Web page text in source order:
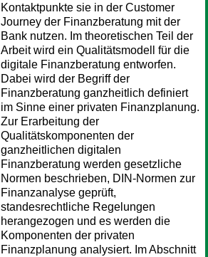
Kontaktpunkte sie in der Customer
Journey der Finanzberatung mit der
Bank nutzen. Im theoretischen Teil der
Arbeit wird ein Qualitätsmodell für die
digitale Finanzberatung entworfen.
Dabei wird der Begriff der
Finanzberatung ganzheitlich definiert
im Sinne einer privaten Finanzplanung.
Zur Erarbeitung der
Qualitätskomponenten der
ganzheitlichen digitalen
Finanzberatung werden gesetzliche
Normen beschrieben, DIN-Normen zur
Finanzanalyse geprüft,
standesrechtliche Regelungen
herangezogen und es werden die
Komponenten der privaten
Finanzplanung analysiert. Im Abschnitt